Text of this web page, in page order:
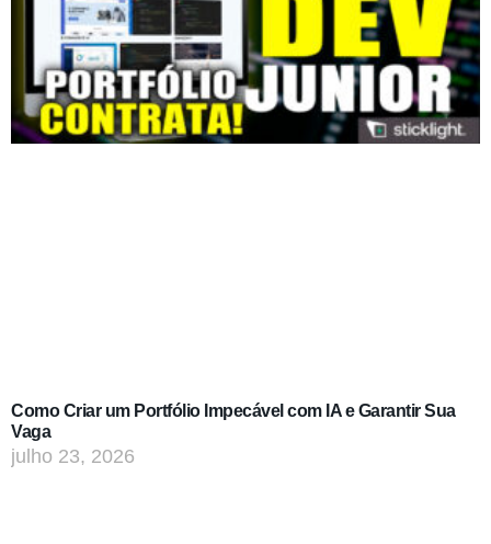
Como Criar um Portfólio Impecável com IA e Garantir Sua
Vaga
julho 23, 2026